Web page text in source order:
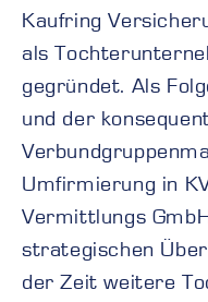
Kaufring
als
gegründet. Als
und der
Umfirmierung in
Vermittlungs
strategischen
der Zeit weitere